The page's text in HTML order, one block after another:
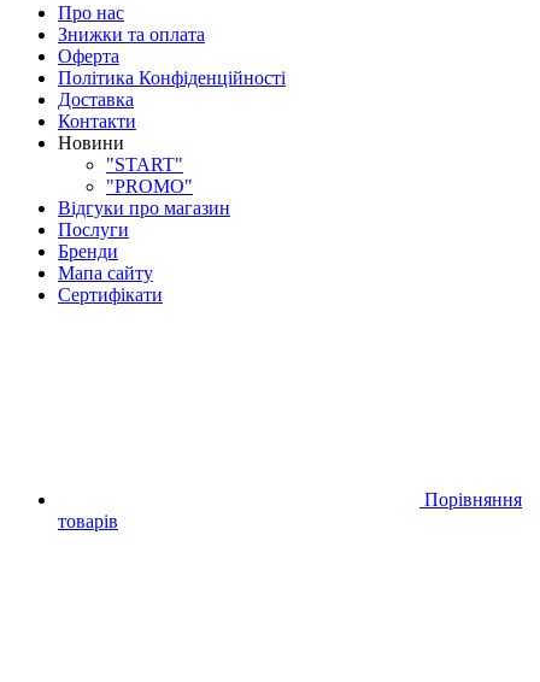
Про нас
Знижки та оплата
Оферта
Політика Конфіденційності
Доставка
Контакти
Новини
"START"
"PROMO"
Відгуки про магазин
Послуги
Бренди
Мапа сайту
Сертифікати
Порівняння
товарів